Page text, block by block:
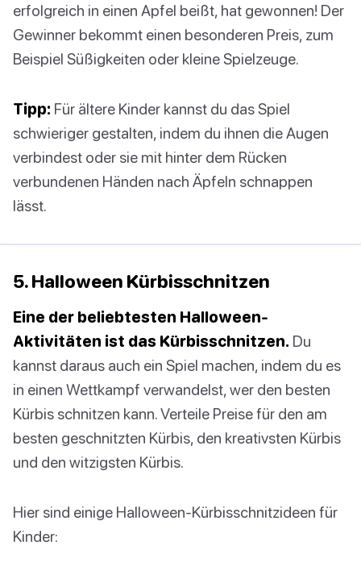
erfolgreich in einen Apfel beißt, hat gewonnen! Der
Gewinner bekommt einen besonderen Preis, zum
Beispiel Süßigkeiten oder kleine Spielzeuge.
Tipp: Für ältere Kinder kannst du das Spiel
schwieriger gestalten, indem du ihnen die Augen
verbindest oder sie mit hinter dem Rücken
verbundenen Händen nach Äpfeln schnappen
lässt.
5. Halloween Kürbisschnitzen
Eine der beliebtesten Halloween-
Aktivitäten ist das Kürbisschnitzen. Du
kannst daraus auch ein Spiel machen, indem du es
in einen Wettkampf verwandelst, wer den besten
Kürbis schnitzen kann. Verteile Preise für den am
besten geschnitzten Kürbis, den kreativsten Kürbis
und den witzigsten Kürbis.
Hier sind einige Halloween-Kürbisschnitzideen für
Kinder: